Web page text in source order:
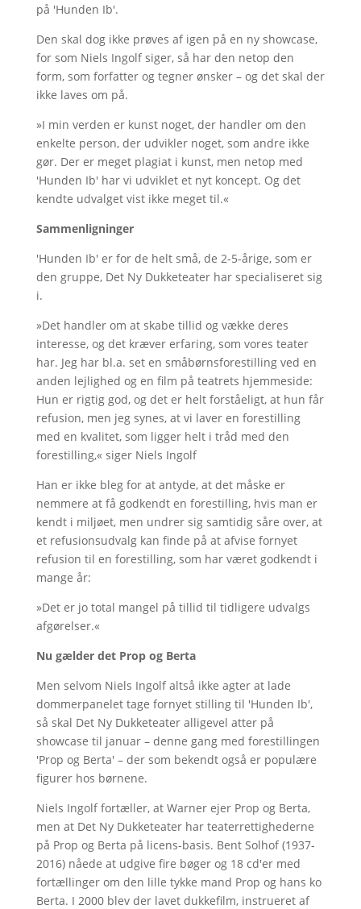
på 'Hunden Ib'.
Den skal dog ikke prøves af igen på en ny showcase,
for som Niels Ingolf siger, så har den netop den
form, som forfatter og tegner ønsker – og det skal der
ikke laves om på.
»I min verden er kunst noget, der handler om den
enkelte person, der udvikler noget, som andre ikke
gør. Der er meget plagiat i kunst, men netop med
'Hunden Ib' har vi udviklet et nyt koncept. Og det
kendte udvalget vist ikke meget til.«
Sammenligninger
'Hunden Ib' er for de helt små, de 2-5-årige, som er
den gruppe, Det Ny Dukketeater har specialiseret sig
i.
»Det handler om at skabe tillid og vække deres
interesse, og det kræver erfaring, som vores teater
har. Jeg har bl.a. set en småbørnsforestilling ved en
anden lejlighed og en film på teatrets hjemmeside:
Hun er rigtig god, og det er helt forståeligt, at hun får
refusion, men jeg synes, at vi laver en forestilling
med en kvalitet, som ligger helt i tråd med den
forestilling,« siger Niels Ingolf
Han er ikke bleg for at antyde, at det måske er
nemmere at få godkendt en forestilling, hvis man er
kendt i miljøet, men undrer sig samtidig såre over, at
et refusionsudvalg kan finde på at afvise fornyet
refusion til en forestilling, som har været godkendt i
mange år:
»Det er jo total mangel på tillid til tidligere udvalgs
afgørelser.«
Nu gælder det Prop og Berta
Men selvom Niels Ingolf altså ikke agter at lade
dommerpanelet tage fornyet stilling til 'Hunden Ib',
så skal Det Ny Dukketeater alligevel atter på
showcase til januar – denne gang med forestillingen
'Prop og Berta' – der som bekendt også er populære
figurer hos børnene.
Niels Ingolf fortæller, at Warner ejer Prop og Berta,
men at Det Ny Dukketeater har teaterrettighederne
på Prop og Berta på licens-basis. Bent Solhof (1937-
2016) nåede at udgive fire bøger og 18 cd'er med
fortællinger om den lille tykke mand Prop og hans ko
Berta. I 2000 blev der lavet dukkefilm, instrueret af